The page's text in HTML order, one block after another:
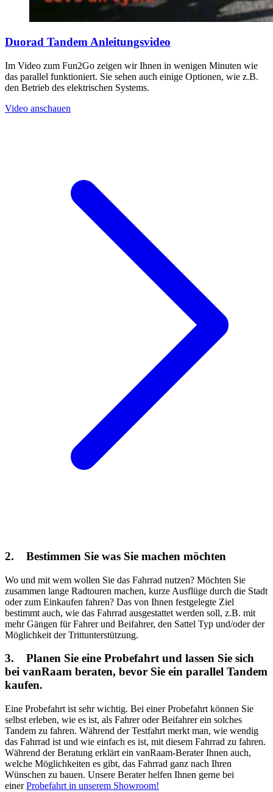
Duorad Tandem Anleitungsvideo
Im Video zum Fun2Go zeigen wir Ihnen in wenigen Minuten wie
das parallel funktioniert. Sie sehen auch einige Optionen, wie z.B.
den Betrieb des elektrischen Systems.
Video anschauen
2. Bestimmen Sie was Sie machen möchten
Wo und mit wem wollen Sie das Fahrrad nutzen? Möchten Sie
zusammen lange Radtouren machen, kurze Ausflüge durch die Stadt
oder zum Einkaufen fahren? Das von Ihnen festgelegte Ziel
bestimmt auch, wie das Fahrrad ausgestattet werden soll, z.B. mit
mehr Gängen für Fahrer und Beifahrer, den Sattel Typ und/oder der
Möglichkeit der Trittunterstützung.
3. Planen Sie eine Probefahrt und lassen Sie sich
bei vanRaam beraten, bevor Sie ein parallel Tandem
kaufen.
Eine Probefahrt ist sehr wichtig. Bei einer Probefahrt können Sie
selbst erleben, wie es ist, als Fahrer oder Beifahrer ein solches
Tandem zu fahren. Während der Testfahrt merkt man, wie wendig
das Fahrrad ist und wie einfach es ist, mit diesem Fahrrad zu fahren.
Während der Beratung erklärt ein vanRaam-Berater Ihnen auch,
welche Möglichkeiten es gibt, das Fahrrad ganz nach Ihren
Wünschen zu bauen. Unsere Berater helfen Ihnen gerne bei
einerProbefahrt in unserem Showroom!